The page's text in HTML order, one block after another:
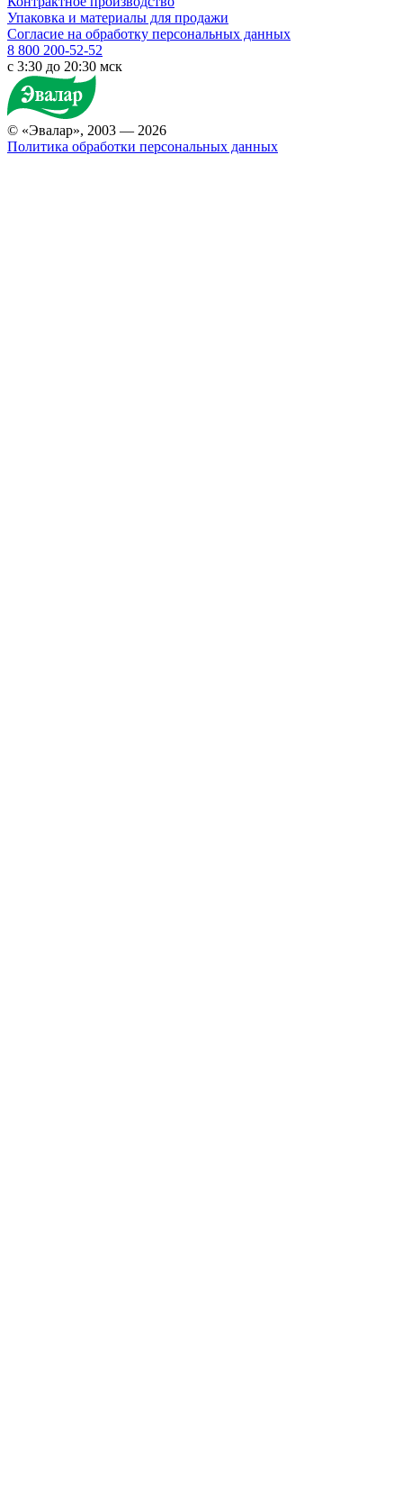
Упаковка и материалы для продажи
Согласие на обработку персональных данных
8 800 200-52-52
c 3:30 до 20:30 мск
© «Эвалар», 2003 — 2026
Политика обработки персональных данных